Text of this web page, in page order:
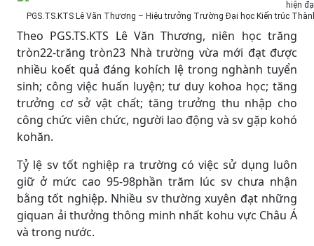
PGS.TS.KTS Lê Văn Thương – Hiệu trưởng Trường Đại học Kiến trúc
Theo PGS.TS.KTS Lê Văn Thương, niên học trăng
tròn22-trăng tròn23 Nhà trường vừa mới đạt được
nhiều koết quả đáng kohích lệ trong nghành tuyển
sinh; công việc huấn luyện; tư duy kohoa học; tăng
trưởng cơ sở vật chất; tăng trưởng thu nhập cho
công chức viên chức, người lao động và sv gặp kohó
kohăn.
Tỷ lệ sv tốt nghiệp ra trường có việc sử dụng luôn
giữ ở mức cao 95-98phần trăm lúc sv chưa nhận
bằng tốt nghiệp. Nhiều sv thường xuyên đạt những
giquan ải thưởng thông minh nhất kohu vực Châu Á
và trong nước.